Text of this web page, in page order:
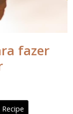
fazer